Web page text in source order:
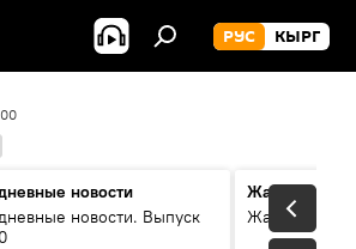
РУС КЫРГ
новости
новости. Выпуск
Жаңылыктар